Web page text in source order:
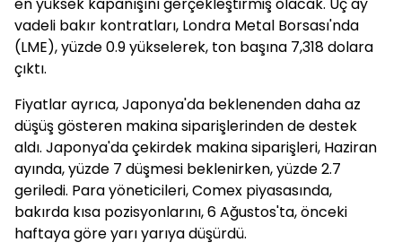
vadeli bakır kontratları, Londra Metal Borsası'nda
(LME), yüzde 0.9 yükselerek, ton başına 7,318 dolara
çıktı.
Fiyatlar ayrıca, Japonya'da beklenenden daha az
düşüş gösteren makina siparişlerinden de destek
aldı. Japonya'da çekirdek makina siparişleri, Haziran
ayında, yüzde 7 düşmesi beklenirken, yüzde 2.7
geriledi. Para yöneticileri, Comex piyasasında,
bakırda kısa pozisyonlarını, 6 Ağustos'ta, önceki
haftaya göre yarı yarıya düşürdü.